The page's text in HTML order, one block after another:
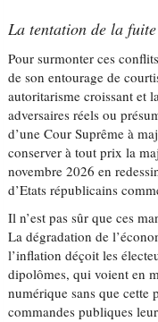
La tentation de la
Pour surmonter ces
de son entourage de
autoritarisme croissant et
adversaires réels ou
d’une Cour Suprême à
conserver à tout prix la
novembre 2026 en
d’Etats républicains
Il n’est pas sûr que ces
La dégradation de
l’inflation déçoit les
dipolômes, qui voient en
numérique sans que cette
commandes publiques